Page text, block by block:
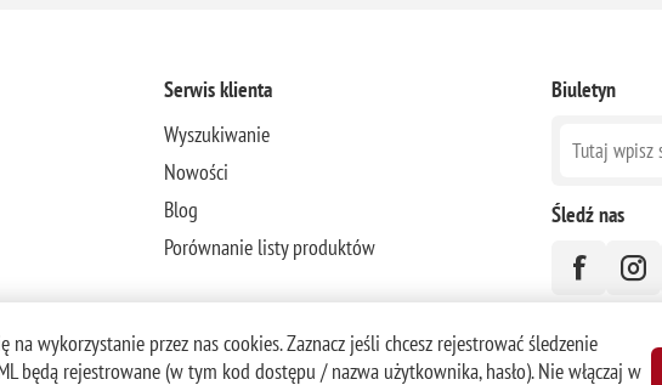
Serwis klienta
Wyszukiwanie
Nowości
Blog
Porównanie listy produktów
Biuletyn
Śledź nas
na wykorzystanie przez nas cookies. Zaznacz jeśli chcesz rejestrować śledzenie
będą rejestrowane (w tym kod dostępu / nazwa użytkownika, hasło). Nie włączaj w